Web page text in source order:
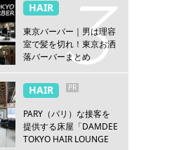
HAIR
東京バーバー｜男は理容
室で髪を切れ！東京お洒
落バーバーまとめ
HAIR PR
PARY（パリ）な接客を
提供する床屋「DAMDEE
TOKYO HAIR LOUNGE